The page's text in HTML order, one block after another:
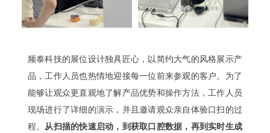
频泰科技的展位设计独具匠心，以简约大气的风格展示产
品，工作人员也热情地迎接每一位前来参观的客户。为了
能够让观众更直观地了解产品优势和操作方法，工作人员
现场进行了详细的演示，并且邀请观众亲自体验口扫的过
程。 从扫描的快速启动，到获取口腔数据，再到实时生成